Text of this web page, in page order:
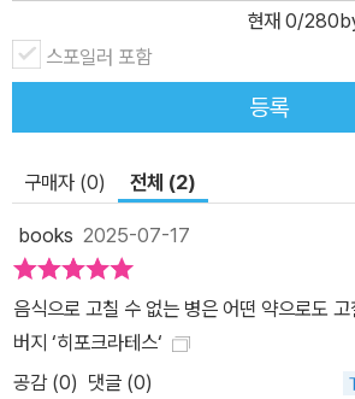
어떻게 맞춰나갈지에 대한 현실적인 대안을
질적인 습관을 만들기 위한 원리와 식단 계획
식단의 레시피를 전하는 것까지 다양하고 실용
이 책에서는 현대 사회에서 음식에 대한 이야
가 식문화라는 거대한 문명의 흐름을 읽을
품을 가공해온 인류 문화의 흐름선상에 있다.
서 더 맛있고 향이 좋게, 더 오래 보관할 수 있
을 모색해왔는데 우리가 잘 알고 있는 건조,
냉각으로 이어졌고, 지금의 산화방지제를 첨
게 된 것이다. 이 식품들은 보관에 용이할 뿐만
현재 0/
스포일러 포함
등록
구매자 (0) 전체 (2)
books 2025-07-17
음식으로 고칠 수 없는 병은 어떤 약으로도
버지 ‘히포크라테스‘
공감 (0) 댓글 (0)